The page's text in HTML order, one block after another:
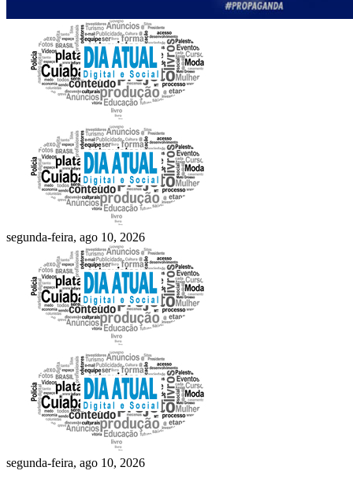
segunda-feira, ago 10, 2026
segunda-feira, ago 10, 2026